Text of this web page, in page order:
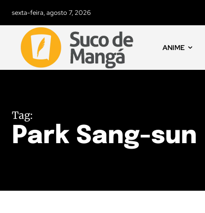
sexta-feira, agosto 7, 2026
ANIME
Tag:
Park Sang-sun